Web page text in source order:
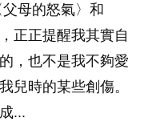
母的怒氣〉和
正正提醒我其實自
，也不是我不夠愛
兒時的某些創傷。
...